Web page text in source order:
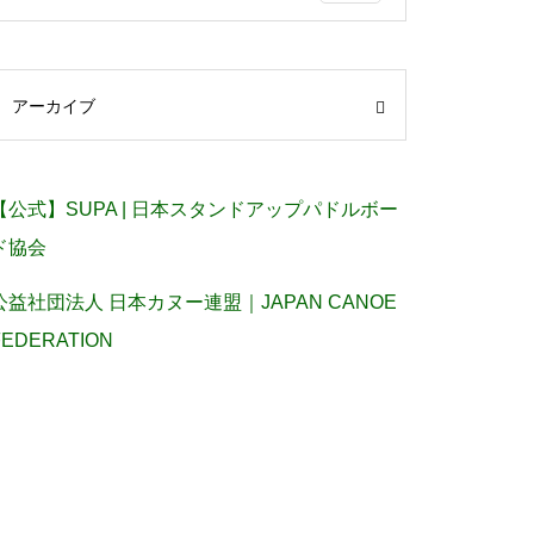
アーカイブ
【公式】SUPA | 日本スタンドアップパドルボー
協会
益社団法人 日本カヌー連盟｜JAPAN CANOE